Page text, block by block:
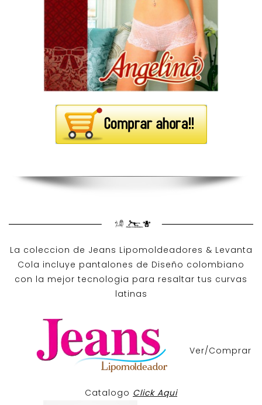
La coleccion de Jeans Lipomoldeadores & Levanta
Cola incluye pantalones de Diseño colombiano
con la mejor tecnologia para resaltar tus curvas
latinas
Ver/Comprar
Catalogo Click Aqui